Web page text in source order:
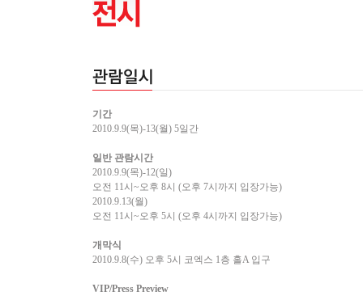
기간
2010.9.9(목)-13(월) 5일간
일반 관람시간
2010.9.9(목)-12(일)
오전 11시~오후 8시 (오후 7시까지 입장가능)
2010.9.13(월)
오전 11시~오후 5시 (오후 4시까지 입장가능)
개막식
2010.9.8(수) 오후 5시 코엑스 1층 홀A 입구
VIP/Press Preview